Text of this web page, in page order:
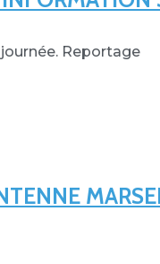
Reportage